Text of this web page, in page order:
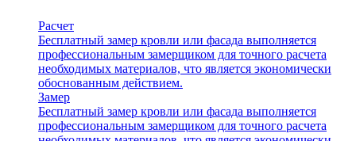
Расчет
Бесплатный замер кровли или фасада выполняется
профессиональным замерщиком для точного расчета
необходимых материалов, что является экономически
обоснованным действием.
Замер
Бесплатный замер кровли или фасада выполняется
профессиональным замерщиком для точного расчета